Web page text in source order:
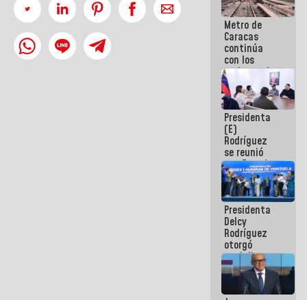
Metro de
Caracas
continúa
con los
trabajos de
mantenimiento
e inspección
en la Línea 2
Presidenta
(E)
Rodríguez
se reunió
con Estado
Mayor
Eléctrico
para
abordar
planes de
acción
Presidenta
Delcy
Rodríguez
otorgó
medalla
"Héroe de
Venezuela"
a servidores